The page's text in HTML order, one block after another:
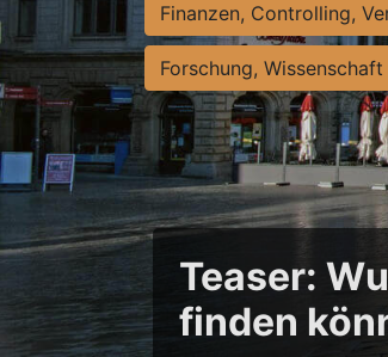
Finanzen, Controlling,
Forschung, Wissenschaft
Teaser:
finden